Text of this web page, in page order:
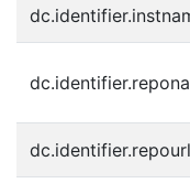
dc.identifier.repourl